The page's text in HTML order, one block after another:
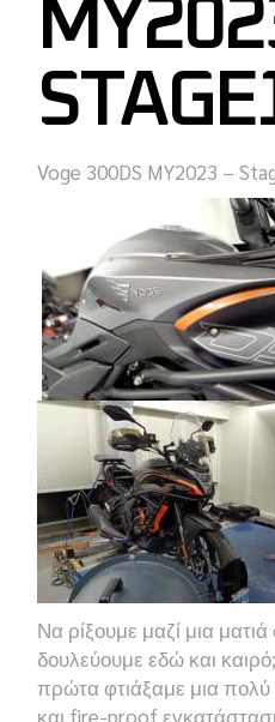
Voge 300DS MY2023 –
Να ρίξουμε μαζί μια
δουλεύουμε εδώ και
πρώτα φτιάξαμε μια
και fire-proof